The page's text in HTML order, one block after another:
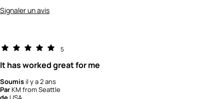
Signaler un avis
5
It has worked great for me
Soumis il y a 2 ans
ParKM from Seattle